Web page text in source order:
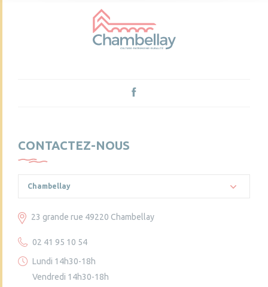
CONTACTEZ-NOUS
Chambellay
23 grande rue 49220 Chambellay
02 41 95 10 54
Lundi 14h30-18h
Vendredi 14h30-18h